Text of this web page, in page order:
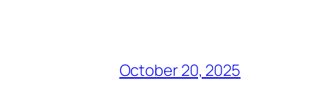
October 20, 2025